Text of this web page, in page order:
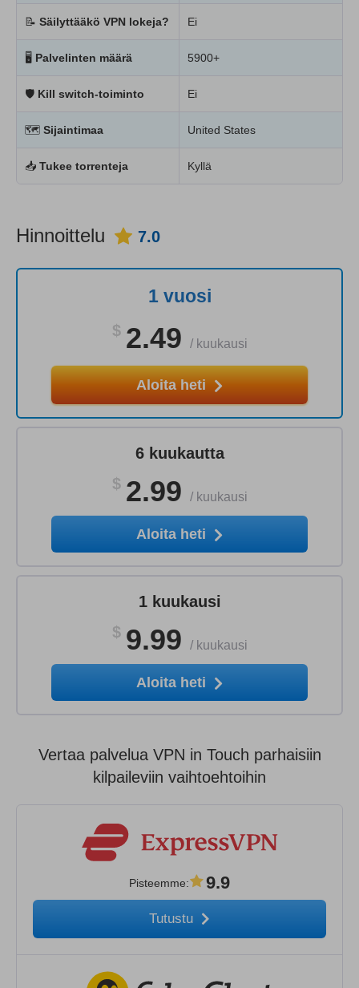
📝 Säilyttääkö VPN lokeja? Ei
🖥 Palvelinten määrä 5900+
🛡 Kill switch-toiminto Ei
🗺 Sijaintimaa United States
📥 Tukee torrenteja Kyllä
Hinnoittelu 7.0
1 vuosi
$ 2.49 / kuukausi
Aloita heti
6 kuukautta
$ 2.99 / kuukausi
Aloita heti
1 kuukausi
$ 9.99 / kuukausi
Aloita heti
Vertaa palvelua VPN in Touch parhaisiin
kilpaileviin vaihtoehtoihin
Pisteemme: 9.9
Tutustu